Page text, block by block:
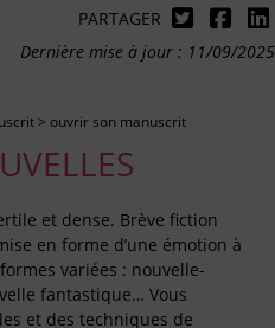
PARTAGER
Dernière mise à jour : 11/09/2025
> ouvrir son manuscrit
et dense. Brève fiction
en forme d’une émotion à
variées : nouvelle-
fantastique… Vous
et des techniques de